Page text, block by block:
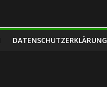
DATENSCHUTZERKLÄRUNG